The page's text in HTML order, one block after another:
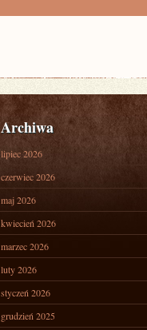
Archiwa
lipiec 2026
czerwiec 2026
maj 2026
kwiecień 2026
marzec 2026
luty 2026
styczeń 2026
grudzień 2025